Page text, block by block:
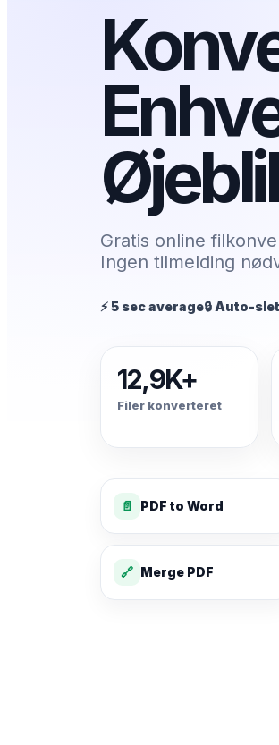
Gratis online
Ingen tilmelding
⚡ 5 sec average🔒 Auto-
12,9K+
Filer konverteret
📄 PDF to Word
🔗 Merge PDF